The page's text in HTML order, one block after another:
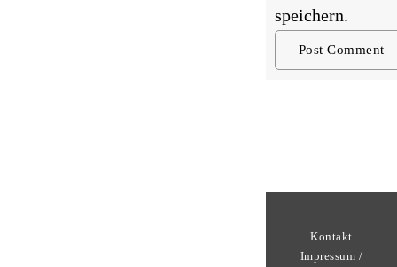
speichern.
Kontakt
Impressum /